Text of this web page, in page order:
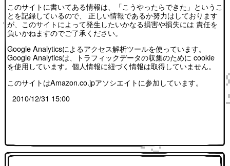
このサイトに書いてある情報は、「こうやったらできた」というこ
とを記録しているので、 正しい情報であるか努力はしております
が、このサイトによって発生したいかなる損害や損失には 責任を
負いかねますのでご了承ください。
Google Analyticsによるアクセス解析ツールを使っています。
Google Analyticsは、トラフィックデータの収集のために cookie
を使用しています。個人情報に紐づく情報は取得していません。
このサイトはAmazon.co.jpアソシエイトに参加しています。
2010/12/31 15:00